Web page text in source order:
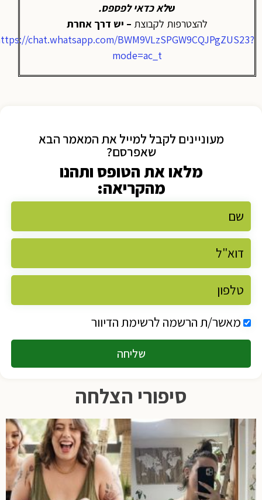
שלא כדאי לפספס.
להצטרפות לקבוצת – יש דרך אחרת
chat.whatsapp.com/BWM9VLzSPGW9CQJPgZUS23?
mode=ac_t
מעוניינים לקבל למייל את המאמר הבא
שאפרסם?
מלאו את הטופס ותהנו
מהקריאה:
מאשר/ת הרשמה לרשימת הדיוור
שליחה
סיפורי הצלחה